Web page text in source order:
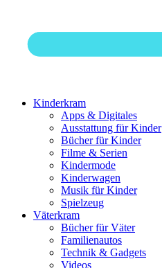
Kinderkram
Apps & Digitales
Ausstattung für Kinder
Bücher für Kinder
Filme & Serien
Kindermode
Kinderwagen
Musik für Kinder
Spielzeug
Väterkram
Bücher für Väter
Familienautos
Technik & Gadgets
Videos